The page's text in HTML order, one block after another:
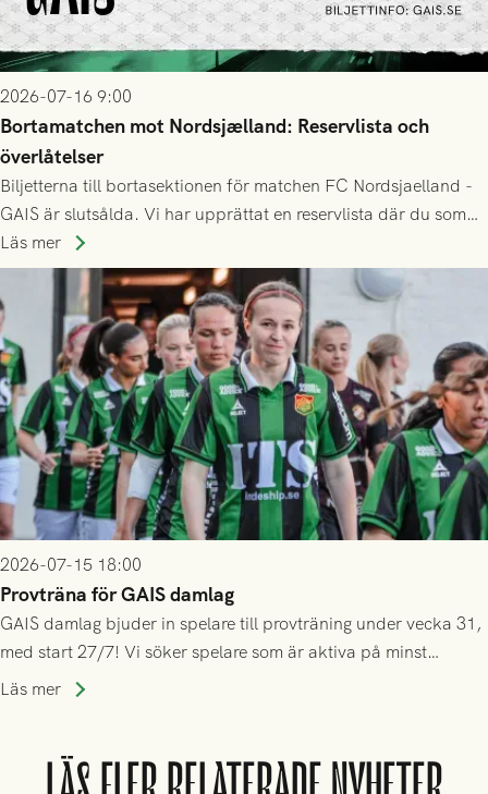
2026-07-16 9:00
Bortamatchen mot Nordsjælland: Reservlista och
överlåtelser
Biljetterna till bortasektionen för matchen FC Nordsjaelland -
GAIS är slutsålda. Vi har upprättat en reservlista där du som
ännu inte har någon biljett kan anmäla ditt intresse. Du kan
inte själv överlåta din biljett till någon annan.
Läs mer
2026-07-15 18:00
Provträna för GAIS damlag
GAIS damlag bjuder in spelare till provträning under vecka 31,
med start 27/7! Vi söker spelare som är aktiva på minst
division 3-nivå.
Läs mer